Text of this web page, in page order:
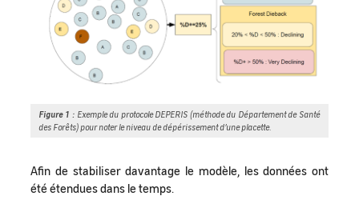
Figure 1 : Exemple du protocole DEPERIS (méthode du Département de Santé
des Forêts) pour noter le niveau de dépérissement d’une placette.
Afin de stabiliser davantage le modèle, les données ont
été étendues dans le temps.